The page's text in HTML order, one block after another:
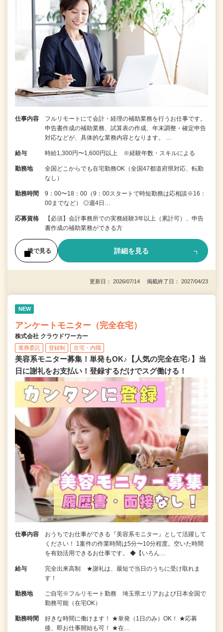
仕事内容
フルリモートにて会計・経理の補助業務を行うお仕事です。
申告書作成の補助業務、試算表の作成、年末調整・確定申告
対応などが、具体的な業務内容となります。 …
給与 時給1,300円〜1,600円以上 ※経験年数・スキルによる
勤務地
全国どこからでも在宅勤務OK（全国47都道府県対応、転勤
なし）
勤務時間
9：00〜18：00（9：00スタートで時短勤務は応相談※16：
00までなど） ◎週4日…
応募資格
【必須】会計事務所での実務経験3年以上（累計可）、申告
書作成の補助業務ができる方
後で見る 詳細を見る
更新日： 2026/07/14 掲載終了日： 2027/04/23
NEW
アンケートモニター（完全在宅）
株式会社 クラウドワーカー
業務委託 登録制 在宅・内職
美容系モニター募集！単発もOK♪【人気の完全在宅♪】当
日に謝礼をお支払い！登録するだけでスグ働ける！
仕事内容
おうちでお仕事ができる『美容系モニター』として活躍して
ください！ 1案件の作業時間は5分〜10分程度。空いた時間
を有効活用できるお仕事です。 ◆【いろん…
給与
完全出来高制 ★謝礼は、最短で当日のうちに受け取れま
す！
勤務地
ご自宅※フルリモート勤務 埼玉県エリアおよび日本全国で
勤務可能（在宅OK）
勤務時間
好きな時間に働けます！ ★単発（1日のみ）OK！ ★応募
後、即お仕事開始も可！ ★在…